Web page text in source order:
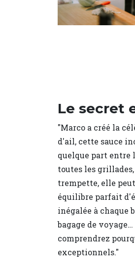
Le secret
"Marco a créé la
d'ail, cette sauce
quelque part entre
toutes les
trempette, elle
équilibre parfait
inégalée à chaque
bagage de
comprendrez
exceptionnels."